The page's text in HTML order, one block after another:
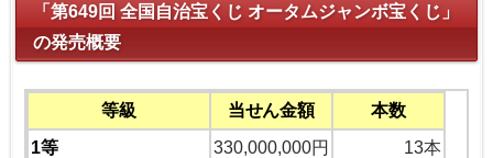
「第649回 全国自治宝くじ オータムジャンボ宝くじ」
の発売概要
等級 当せん金額
本数
1等
330,000,000円
13本